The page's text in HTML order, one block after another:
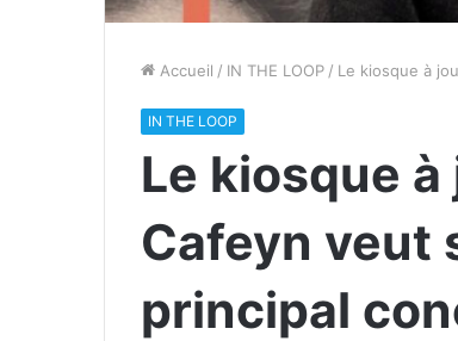
Accueil / IN THE LOOP / Le kiosque à
IN THE LOOP
Le kiosque
Cafeyn veut
principal